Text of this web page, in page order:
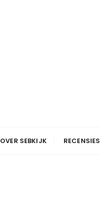
OVER SEBKIJK RECENSIES